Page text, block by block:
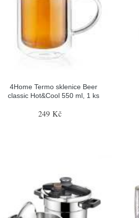
4Home Termo sklenice Beer
classic Hot&Cool 550 ml, 1 ks
249 Kč